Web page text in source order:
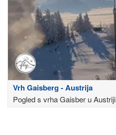
Vrh Gaisberg - Austrija
Pogled s vrha Gaisber u Austriji